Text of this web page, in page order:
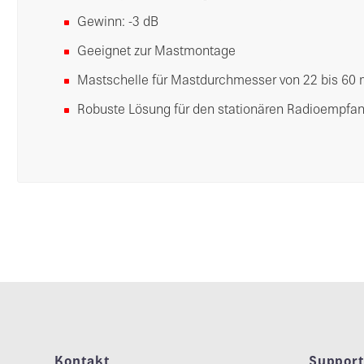
Gewinn: -3 dB
Geeignet zur Mastmontage
Mastschelle für Mastdurchmesser von 22 bis 60
Robuste Lösung für den stationären